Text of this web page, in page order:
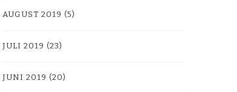
AUGUST 2019 (5)
JULI 2019 (23)
JUNI 2019 (20)